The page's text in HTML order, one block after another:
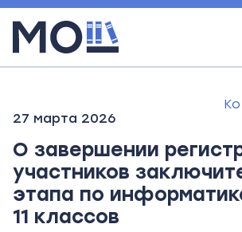
27 марта 2026
О завершении
участников
этапа по
11 классов